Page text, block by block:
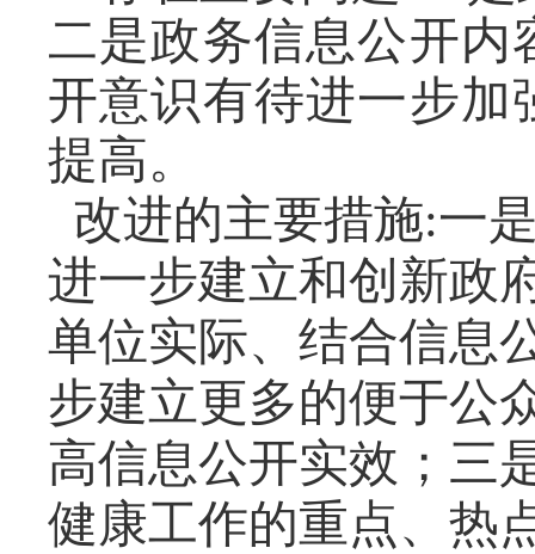
二是政务信息公开内
开意识有待进一步加
提高。
改进的主要措施:一
进一步建立和创新政
单位实际、结合信息
步建立更多的便于公
高信息公开实效；三
健康工作的重点、热